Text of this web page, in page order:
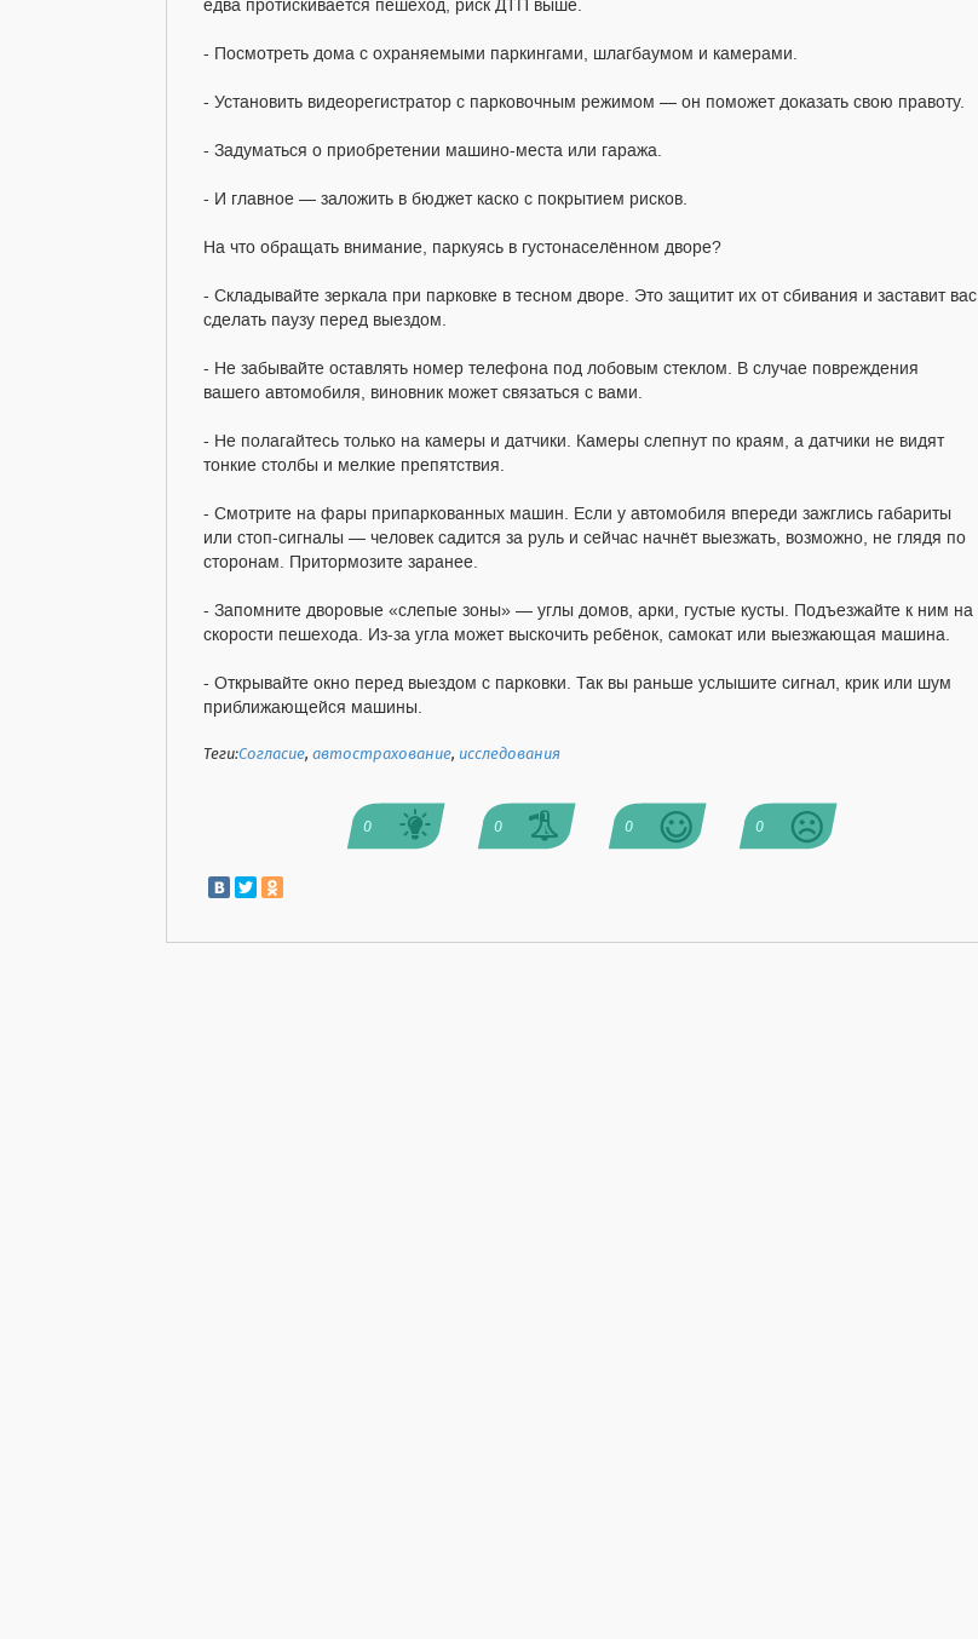
едва протискивается пешеход, риск ДТП выше.
- Посмотреть дома с охраняемыми паркингами, шлагбаумом и камерами.
- Установить видеорегистратор с парковочным режимом — он поможет доказать свою правоту.
- Задуматься о приобретении машино-места или гаража.
- И главное — заложить в бюджет каско с покрытием рисков.
На что обращать внимание, паркуясь в густонаселённом дворе?
- Складывайте зеркала при парковке в тесном дворе. Это защитит их от сбивания и заставит вас
сделать паузу перед выездом.
- Не забывайте оставлять номер телефона под лобовым стеклом. В случае повреждения
вашего автомобиля, виновник может связаться с вами.
- Не полагайтесь только на камеры и датчики. Камеры слепнут по краям, а датчики не видят
тонкие столбы и мелкие препятствия.
- Смотрите на фары припаркованных машин. Если у автомобиля впереди зажглись габариты
или стоп-сигналы — человек садится за руль и сейчас начнёт выезжать, возможно, не глядя по
сторонам. Притормозите заранее.
- Запомните дворовые «слепые зоны» — углы домов, арки, густые кусты. Подъезжайте к ним на
скорости пешехода. Из-за угла может выскочить ребёнок, самокат или выезжающая машина.
- Открывайте окно перед выездом с парковки. Так вы раньше услышите сигнал, крик или шум
приближающейся машины.
Теги:Согласие,автострахование, исследования
0 0 0 0